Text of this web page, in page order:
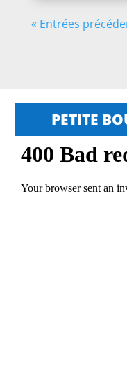
« Entrées
PETITE